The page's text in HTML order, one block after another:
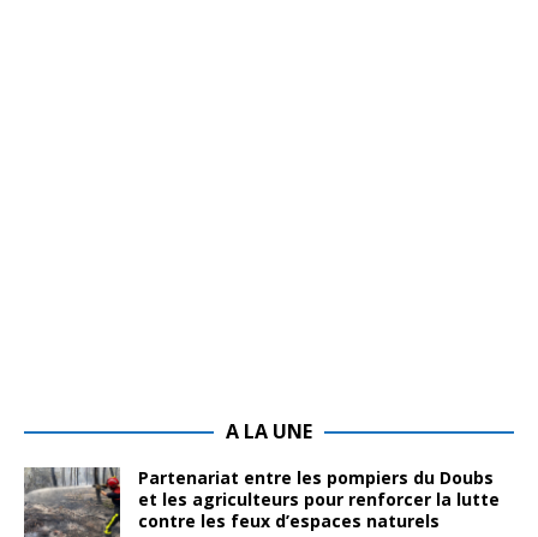
A LA UNE
Partenariat entre les pompiers du Doubs
et les agriculteurs pour renforcer la lutte
contre les feux d’espaces naturels